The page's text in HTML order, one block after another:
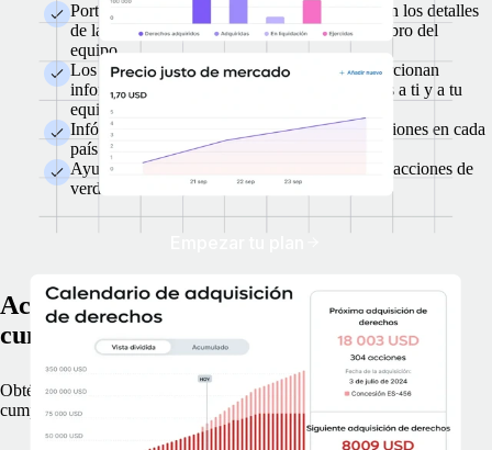
Portal de acciones para empleados de EOR con los detalles
de las concesiones específicas para cada miembro del
equipo.
Los expertos en acciones de Remote os proporcionan
información detallada y específica de cada país a ti y a tu
equipo.
Infórmate sobre las diferencias en cuanto a acciones en cada
país.
Ayuda a tu equipo a entender lo que valen sus acciones de
verdad.
Aclara todo lo relacionado con el
cumplimiento normativo de las acciones
Obtén asistencia experta para resolver tus dudas fiscales y de
cumplimiento normativo en lo que a tus acciones respecta.